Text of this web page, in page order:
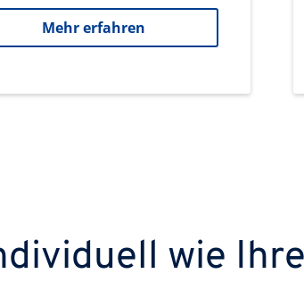
Mehr erfahren
wie